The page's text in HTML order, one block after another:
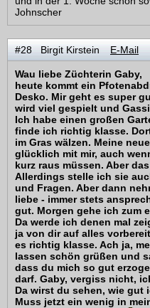
Johnscher
#28 Birgit Kirstein E-Mail
Wau liebe Züchterin Gaby,
heute kommt ein
Desko. Mir geht es super
wird viel gespielt und
Ich habe einen großen
finde ich richtig klasse.
im Gras wälzen. Meine
glücklich mit mir, auch
kurz raus müssen. Aber
Allerdings stelle ich sie
und Fragen. Aber dann
liebe - immer stets
gut. Morgen gehe ich zum
Da werde ich denen mal
ja von dir auf alles
es richtig klasse. Ach ja,
lassen schön grüßen und
dass du mich so gut
darf. Gaby, vergiss nicht,
Da wirst du sehen, wie gut
Muss jetzt ein wenig in